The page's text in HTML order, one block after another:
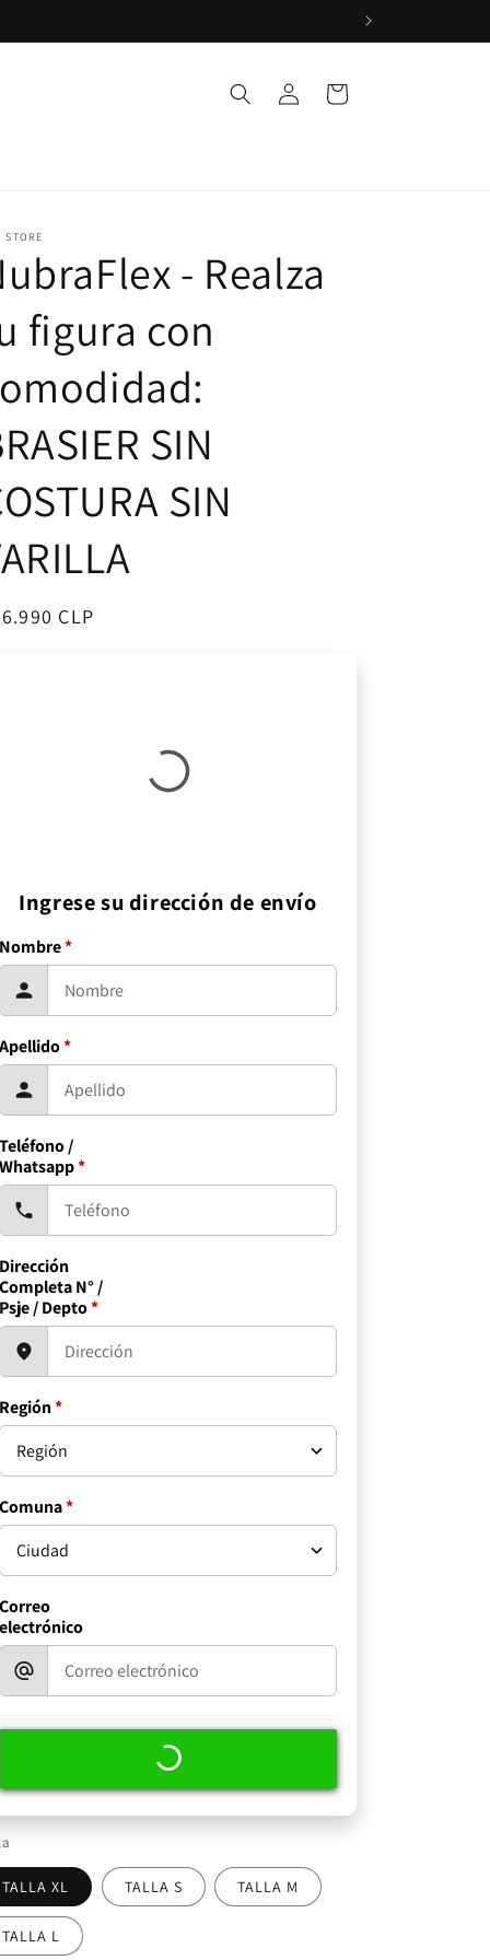
sesión
Carrito
STORE
- Realza
figura con
SIN
SIN
CLP
Ingrese su dirección de envío
Nombre*
Apellido*
Teléfono /
Whatsapp*
Dirección
Completa N° /
Psje / Depto*
Región*
Comuna*
Correo
electrónico
TALLA XL TALLA S TALLA M
TALLA L